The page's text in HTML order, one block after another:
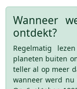
Wanneer
ontdekt?
Regelmatig
planeten buiten
teller al op meer
wanneer werd nu